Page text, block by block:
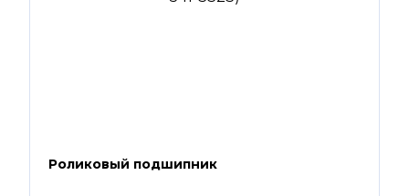
Роликовый подшипник